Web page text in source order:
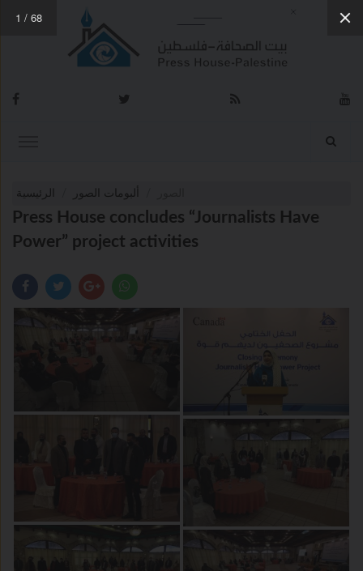
1 / 68
الرئيسية ألبومات الصور
Press House concludes “Journalists Have
Power” project activities